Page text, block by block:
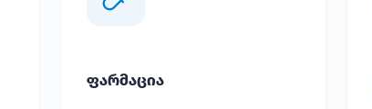
ფარმაცია